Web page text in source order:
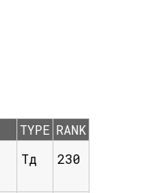
TYPE RANK
Тд 230